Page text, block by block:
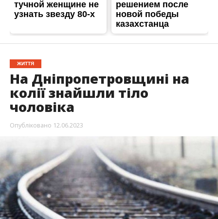
У суботу, 10 червня, у Дніпропетровській
області знайшли тіло чоловіка. Він лежав між
станціями “Варварівка та Самійлівка на
колії.На місце викликали поліцію.
Про це пише Інформатор Дніпроз посиланням на
власні джерела, передає Інформатор.